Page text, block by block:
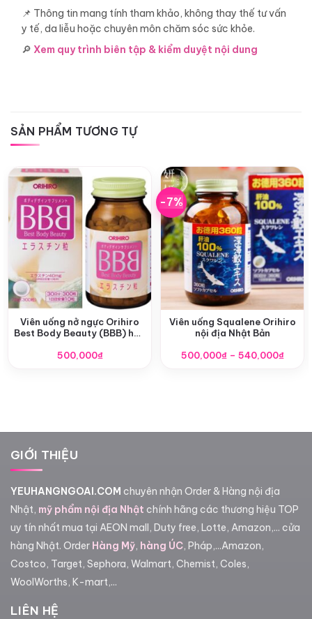
📌 Thông tin mang tính tham khảo, không thay thế tư vấn
y tế, da liễu hoặc chuyên môn chăm sóc sức khỏe.
🔎 Xem quy trình biên tập & kiểm duyệt nội dung
SẢN PHẨM TƯƠNG TỰ
Viên uống nở ngực Orihiro
Best Body Beauty (BBB) hộp
500,000₫
-7%
Viên uống Squalene Orihiro
nội địa Nhật Bản
500,000₫ – 540,000₫
GIỚI THIỆU
YEUHANGNGOAI.COM chuyên nhận Order & Hàng nội địa
Nhật, mỹ phẩm nội địa Nhật chính hãng các thương hiệu TOP
uy tín nhất mua tại AEON mall, Duty free, Lotte, Amazon,... cửa
hàng Nhật. Order Hàng Mỹ, hàng ÚC, Pháp,...Amazon,
Costco, Target, Sephora, Walmart, Chemist, Coles,
WoolWorths, K-mart,...
LIÊN HỆ